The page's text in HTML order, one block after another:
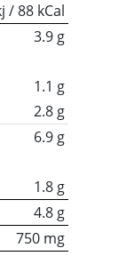
/ 88 kCal
3.9 g
1.1 g
2.8 g
6.9 g
1.8 g
4.8 g
750 mg